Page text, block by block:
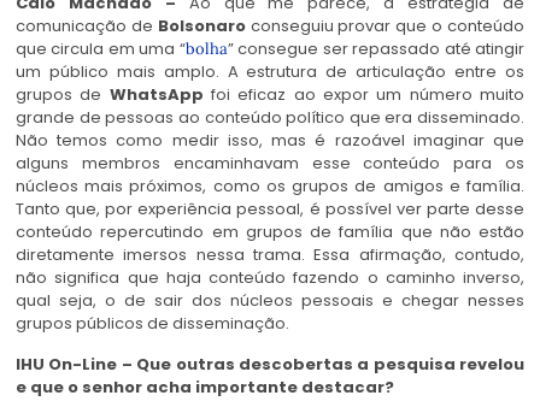
comunicação de Bolsonaroconseguiu provar que o conteúdo
que circula em uma “bolha” consegue ser repassado até atingir
um público mais amplo. A estrutura de articulação entre os
grupos de WhatsApp foi eficaz ao expor um número muito
grande de pessoas ao conteúdo político que era disseminado.
Não temos como medir isso, mas é razoável imaginar que
alguns membros encaminhavam esse conteúdo para os
núcleos mais próximos, como os grupos de amigos e família.
Tanto que, por experiência pessoal, é possível ver parte desse
conteúdo repercutindo em grupos de família que não estão
diretamente imersos nessa trama. Essa afirmação, contudo,
não significa que haja conteúdo fazendo o caminho inverso,
qual seja, o de sair dos núcleos pessoais e chegar nesses
grupos públicos de disseminação.
IHU On-Line – Que outras descobertas a pesquisa revelou
e que o senhor acha importante destacar?